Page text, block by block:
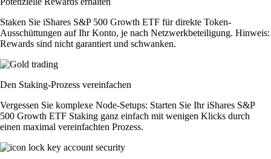
Staken Sie iShares S&P 500 Growth ETF für direkte Token-
Ausschüttungen auf Ihr Konto, je nach Netzwerkbeteiligung. Hinweis:
Rewards sind nicht garantiert und schwanken.
Den Staking-Prozess vereinfachen
Vergessen Sie komplexe Node-Setups: Starten Sie Ihr iShares S&P
500 Growth ETF Staking ganz einfach mit wenigen Klicks durch
einen maximal vereinfachten Prozess.